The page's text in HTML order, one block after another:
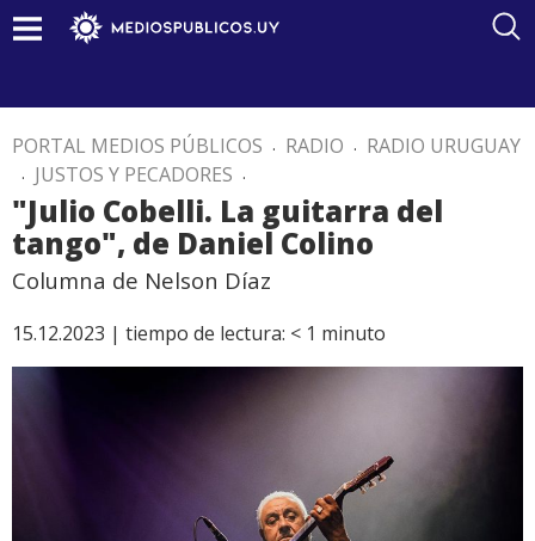
PORTAL MEDIOS PÚBLICOS . RADIO . RADIO URUGUAY
. JUSTOS Y PECADORES .
"Julio Cobelli. La guitarra del
tango", de Daniel Colino
Columna de Nelson Díaz
15.12.2023 | tiempo de lectura: < 1 minuto